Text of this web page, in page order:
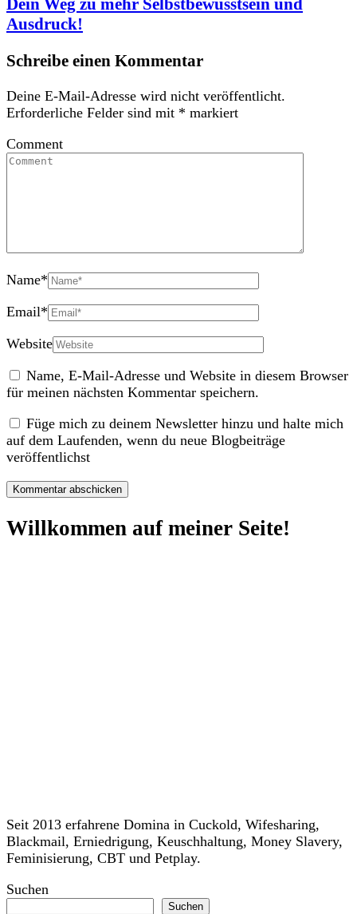
Dein Weg zu mehr Selbstbewusstsein und
Ausdruck!
Schreibe einen Kommentar
Deine E-Mail-Adresse wird nicht veröffentlicht.
Erforderliche Felder sind mit * markiert
Comment
Name*
Email*
Website
Name, E-Mail-Adresse und Website in diesem Browser
für meinen nächsten Kommentar speichern.
Füge mich zu deinem Newsletter hinzu und halte mich
auf dem Laufenden, wenn du neue Blogbeiträge
veröffentlichst
Willkommen auf meiner Seite!
Seit 2013 erfahrene Domina in Cuckold, Wifesharing,
Blackmail, Erniedrigung, Keuschhaltung, Money Slavery,
Feminisierung, CBT und Petplay.
Suchen
Suchen